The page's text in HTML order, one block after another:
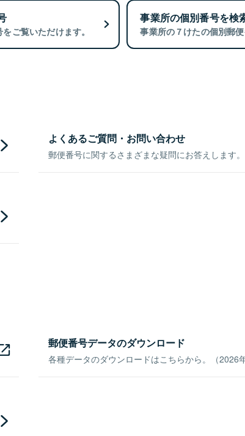
ご覧いただけます。
事業所の個別番号を検
事業所の７けたの個別郵便
よくあるご質問・お問い合わせ
郵便番号に関するさまざまな疑問にお答えします。
郵便番号データのダウンロード
各種データのダウンロードはこちらから。（2026